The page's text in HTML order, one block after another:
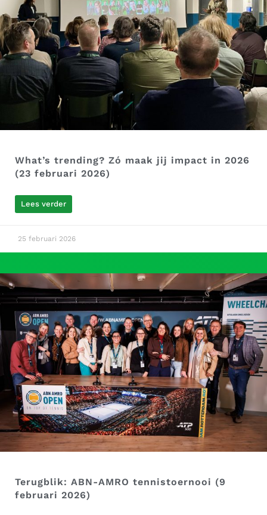
What’s trending? Zó maak jij impact in 2026
(23 februari 2026)
Lees verder
25 februari 2026
Terugblik: ABN-AMRO tennistoernooi (9
februari 2026)